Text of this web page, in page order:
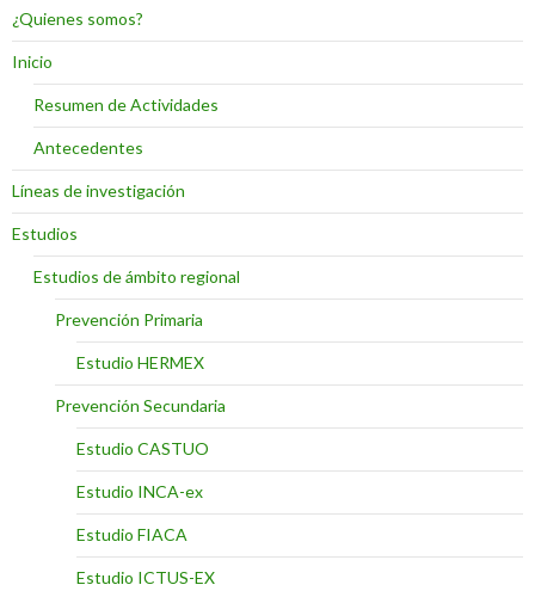
¿Quienes somos?
Inicio
Resumen de Actividades
Antecedentes
Líneas de investigación
Estudios
Estudios de ámbito regional
Prevención Primaria
Estudio HERMEX
Prevención Secundaria
Estudio CASTUO
Estudio INCA-ex
Estudio FIACA
Estudio ICTUS-EX